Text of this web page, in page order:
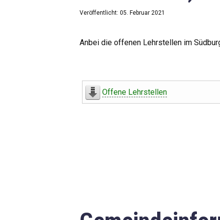
Veröffentlicht: 05. Februar 2021
Anbei die offenen Lehrstellen im
Offene Lehrstellen